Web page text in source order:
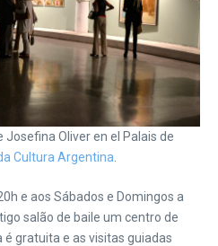
Josefina Oliver en el Palais de
Cultura Argentina
e aos Sábados e Domingos a
salão de baile um centro de
gratuita e as visitas guiadas